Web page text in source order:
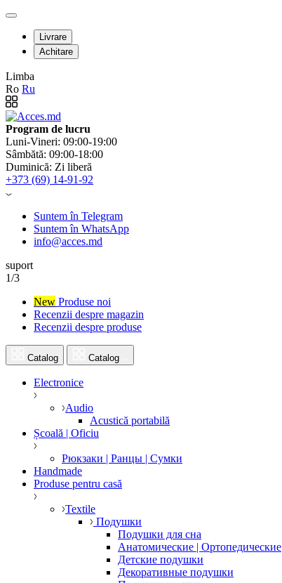
Livrare
Achitare
Limba
Ro Ru
Program de lucru
Luni-Vineri: 09:00-19:00
Sâmbătă: 09:00-18:00
Duminică: Zi liberă
+373 (69) 14-91-92
Suntem în Telegram
Suntem în WhatsApp
info@acces.md
suport
1/3
New Produse noi
Recenzii despre magazin
Recenzii despre produse
Catalog Catalog
Electronice
Audio
Acustică portabilă
Școală | Oficiu
Рюкзаки | Ранцы | Сумки
Handmade
Produse pentru casă
Textile
Подушки
Подушки для сна
Анатомические | Ортопедические
Детские подушки
Декоративные подушки